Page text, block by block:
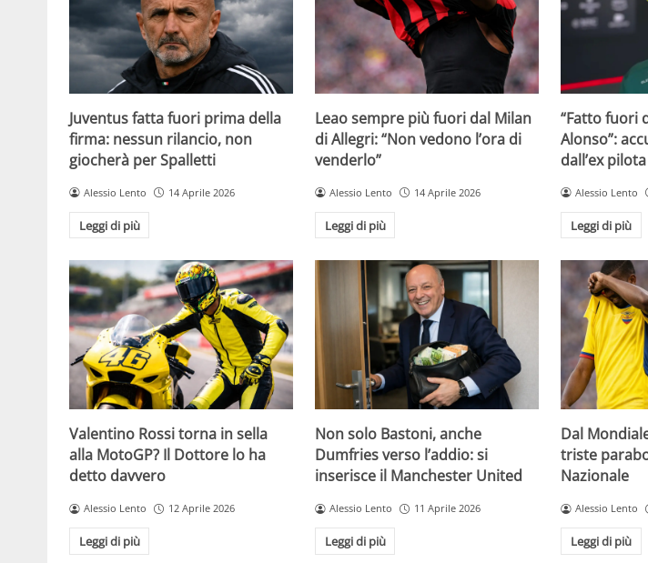
Juventus fatta fuori prima della
firma: nessun rilancio, non
giocherà per Spalletti
Alessio Lento 14 Aprile 2026
Leggi di più
Leao sempre più fuori dal Milan
di Allegri: “Non vedono l’ora di
venderlo”
Alessio Lento 14 Aprile 2026
Leggi di più
“Fatto fuori
Alonso”:
dall’ex pilota
Alessio Lento
Leggi di più
Valentino Rossi torna in sella
alla MotoGP? Il Dottore lo ha
detto davvero
Alessio Lento 12 Aprile 2026
Leggi di più
Non solo Bastoni, anche
Dumfries verso l’addio: si
inserisce il Manchester United
Alessio Lento 11 Aprile 2026
Leggi di più
Dal
triste
Nazionale
Alessio Lento
Leggi di più